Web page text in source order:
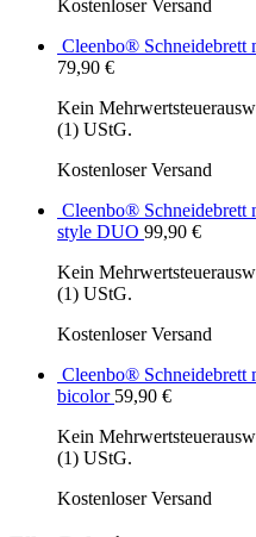
Kostenloser Versand
Cleenbo® Schneidebrett
79,90 €
Kein
(1) UStG.
Kostenloser Versand
Cleenbo® Schneidebrett
style DUO 99,90 €
Kein
(1) UStG.
Kostenloser Versand
Cleenbo® Schneidebrett
bicolor 59,90 €
Kein
(1) UStG.
Kostenloser Versand